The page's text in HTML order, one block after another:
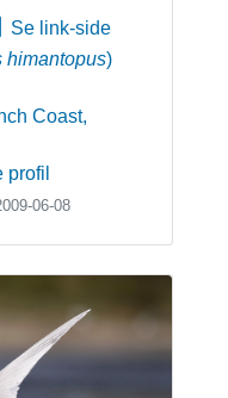
Se link-side
himantopus)
Coast,
profil
06-08